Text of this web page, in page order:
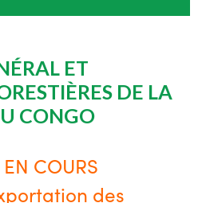
ET
DE LA
CONGO
COURS
des